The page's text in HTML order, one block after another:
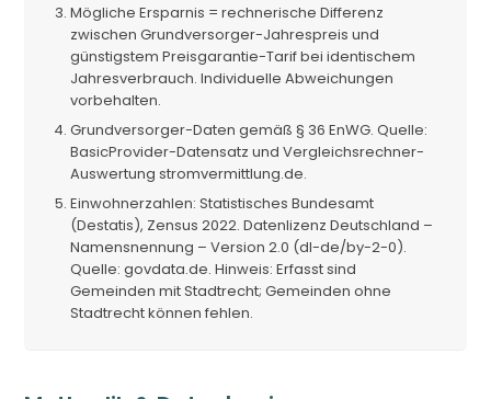
Mögliche Ersparnis = rechnerische Differenz
zwischen Grundversorger-Jahrespreis und
günstigstem Preisgarantie-Tarif bei identischem
Jahresverbrauch. Individuelle Abweichungen
vorbehalten.
Grundversorger-Daten gemäß § 36 EnWG. Quelle:
BasicProvider-Datensatz und Vergleichsrechner-
Auswertung stromvermittlung.de.
Einwohnerzahlen: Statistisches Bundesamt
(Destatis), Zensus 2022. Datenlizenz Deutschland –
Namensnennung – Version 2.0 (dl-de/by-2-0).
Quelle: govdata.de. Hinweis: Erfasst sind
Gemeinden mit Stadtrecht; Gemeinden ohne
Stadtrecht können fehlen.